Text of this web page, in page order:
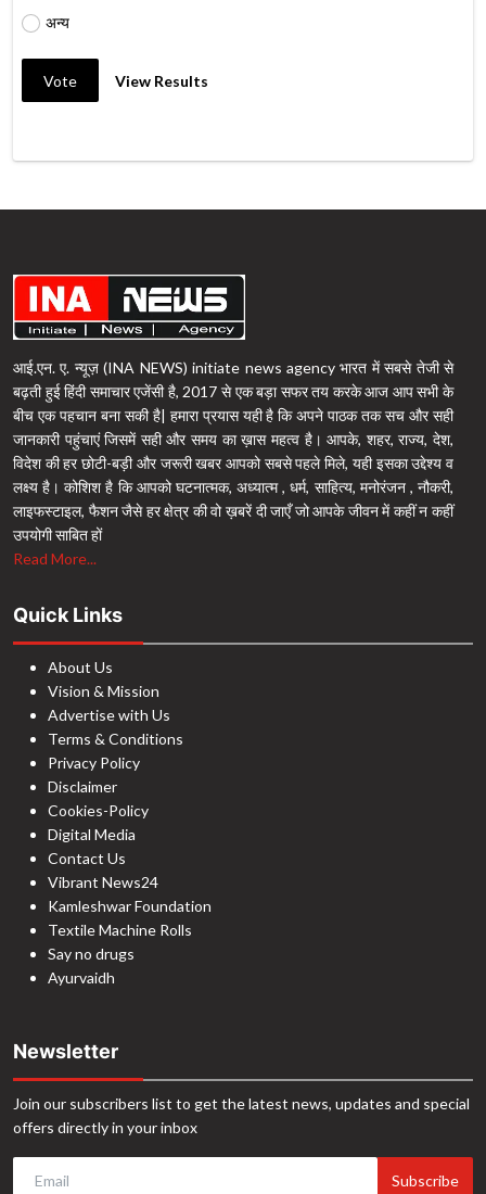
अन्य
Vote View Results
आई.एन. ए. न्यूज़ (INA NEWS) initiate news agency भारत में सबसे तेजी से
बढ़ती हुई हिंदी समाचार एजेंसी है, 2017 से एक बड़ा सफर तय करके आज आप सभी के
बीच एक पहचान बना सकी है| हमारा प्रयास यही है कि अपने पाठक तक सच और सही
जानकारी पहुंचाएं जिसमें सही और समय का ख़ास महत्व है। आपके, शहर, राज्य, देश,
विदेश की हर छोटी-बड़ी और जरूरी खबर आपको सबसे पहले मिले, यही इसका उद्देश्य व
लक्ष्य है। कोशिश है कि आपको घटनात्मक, अध्यात्म , धर्म, साहित्य, मनोरंजन , नौकरी,
लाइफस्टाइल, फैशन जैसे हर क्षेत्र की वो ख़बरें दी जाएँ जो आपके जीवन में कहीं न कहीं
उपयोगी साबित हों
Read More...
Quick Links
About Us
Vision & Mission
Advertise with Us
Terms & Conditions
Privacy Policy
Disclaimer
Cookies-Policy
Digital Media
Contact Us
Vibrant News24
Kamleshwar Foundation
Textile Machine Rolls
Say no drugs
Ayurvaidh
Newsletter
Join our subscribers list to get the latest news, updates and special
offers directly in your inbox
Subscribe